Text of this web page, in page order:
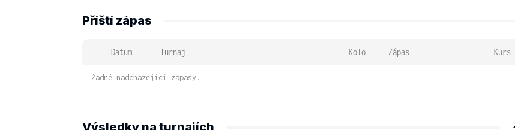
Příští zápas
Datum Turnaj Kolo Zápas Kurs
Žádné nadcházející zápasy.
Výsledky na turnajích